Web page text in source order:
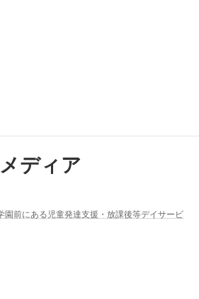
メディア
園前にある児童発達支援・放課後等デイサービ